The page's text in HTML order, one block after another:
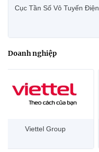
Cục Tần Số Vô Tuyến Điện
Doanh nghiệp
Đại học Bách Khoa, TP